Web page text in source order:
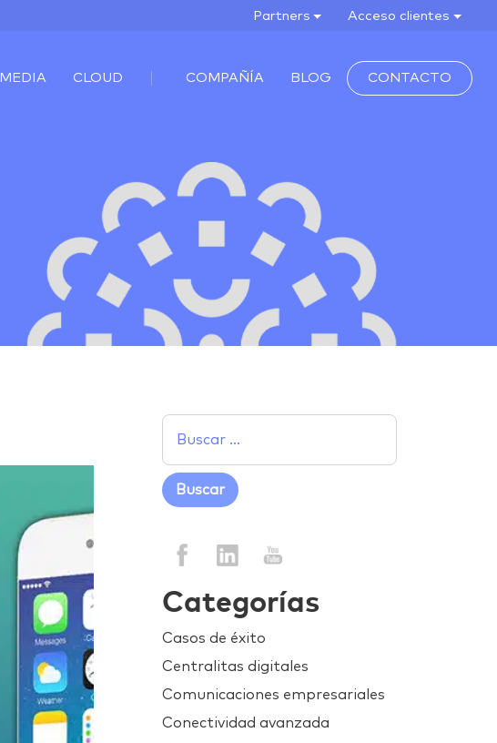
Partners Acceso clientes
MEDIA CLOUD COMPAÑÍA BLOG CONTACTO
Categorías
Casos de éxito
Centralitas digitales
Comunicaciones empresariales
Conectividad avanzada